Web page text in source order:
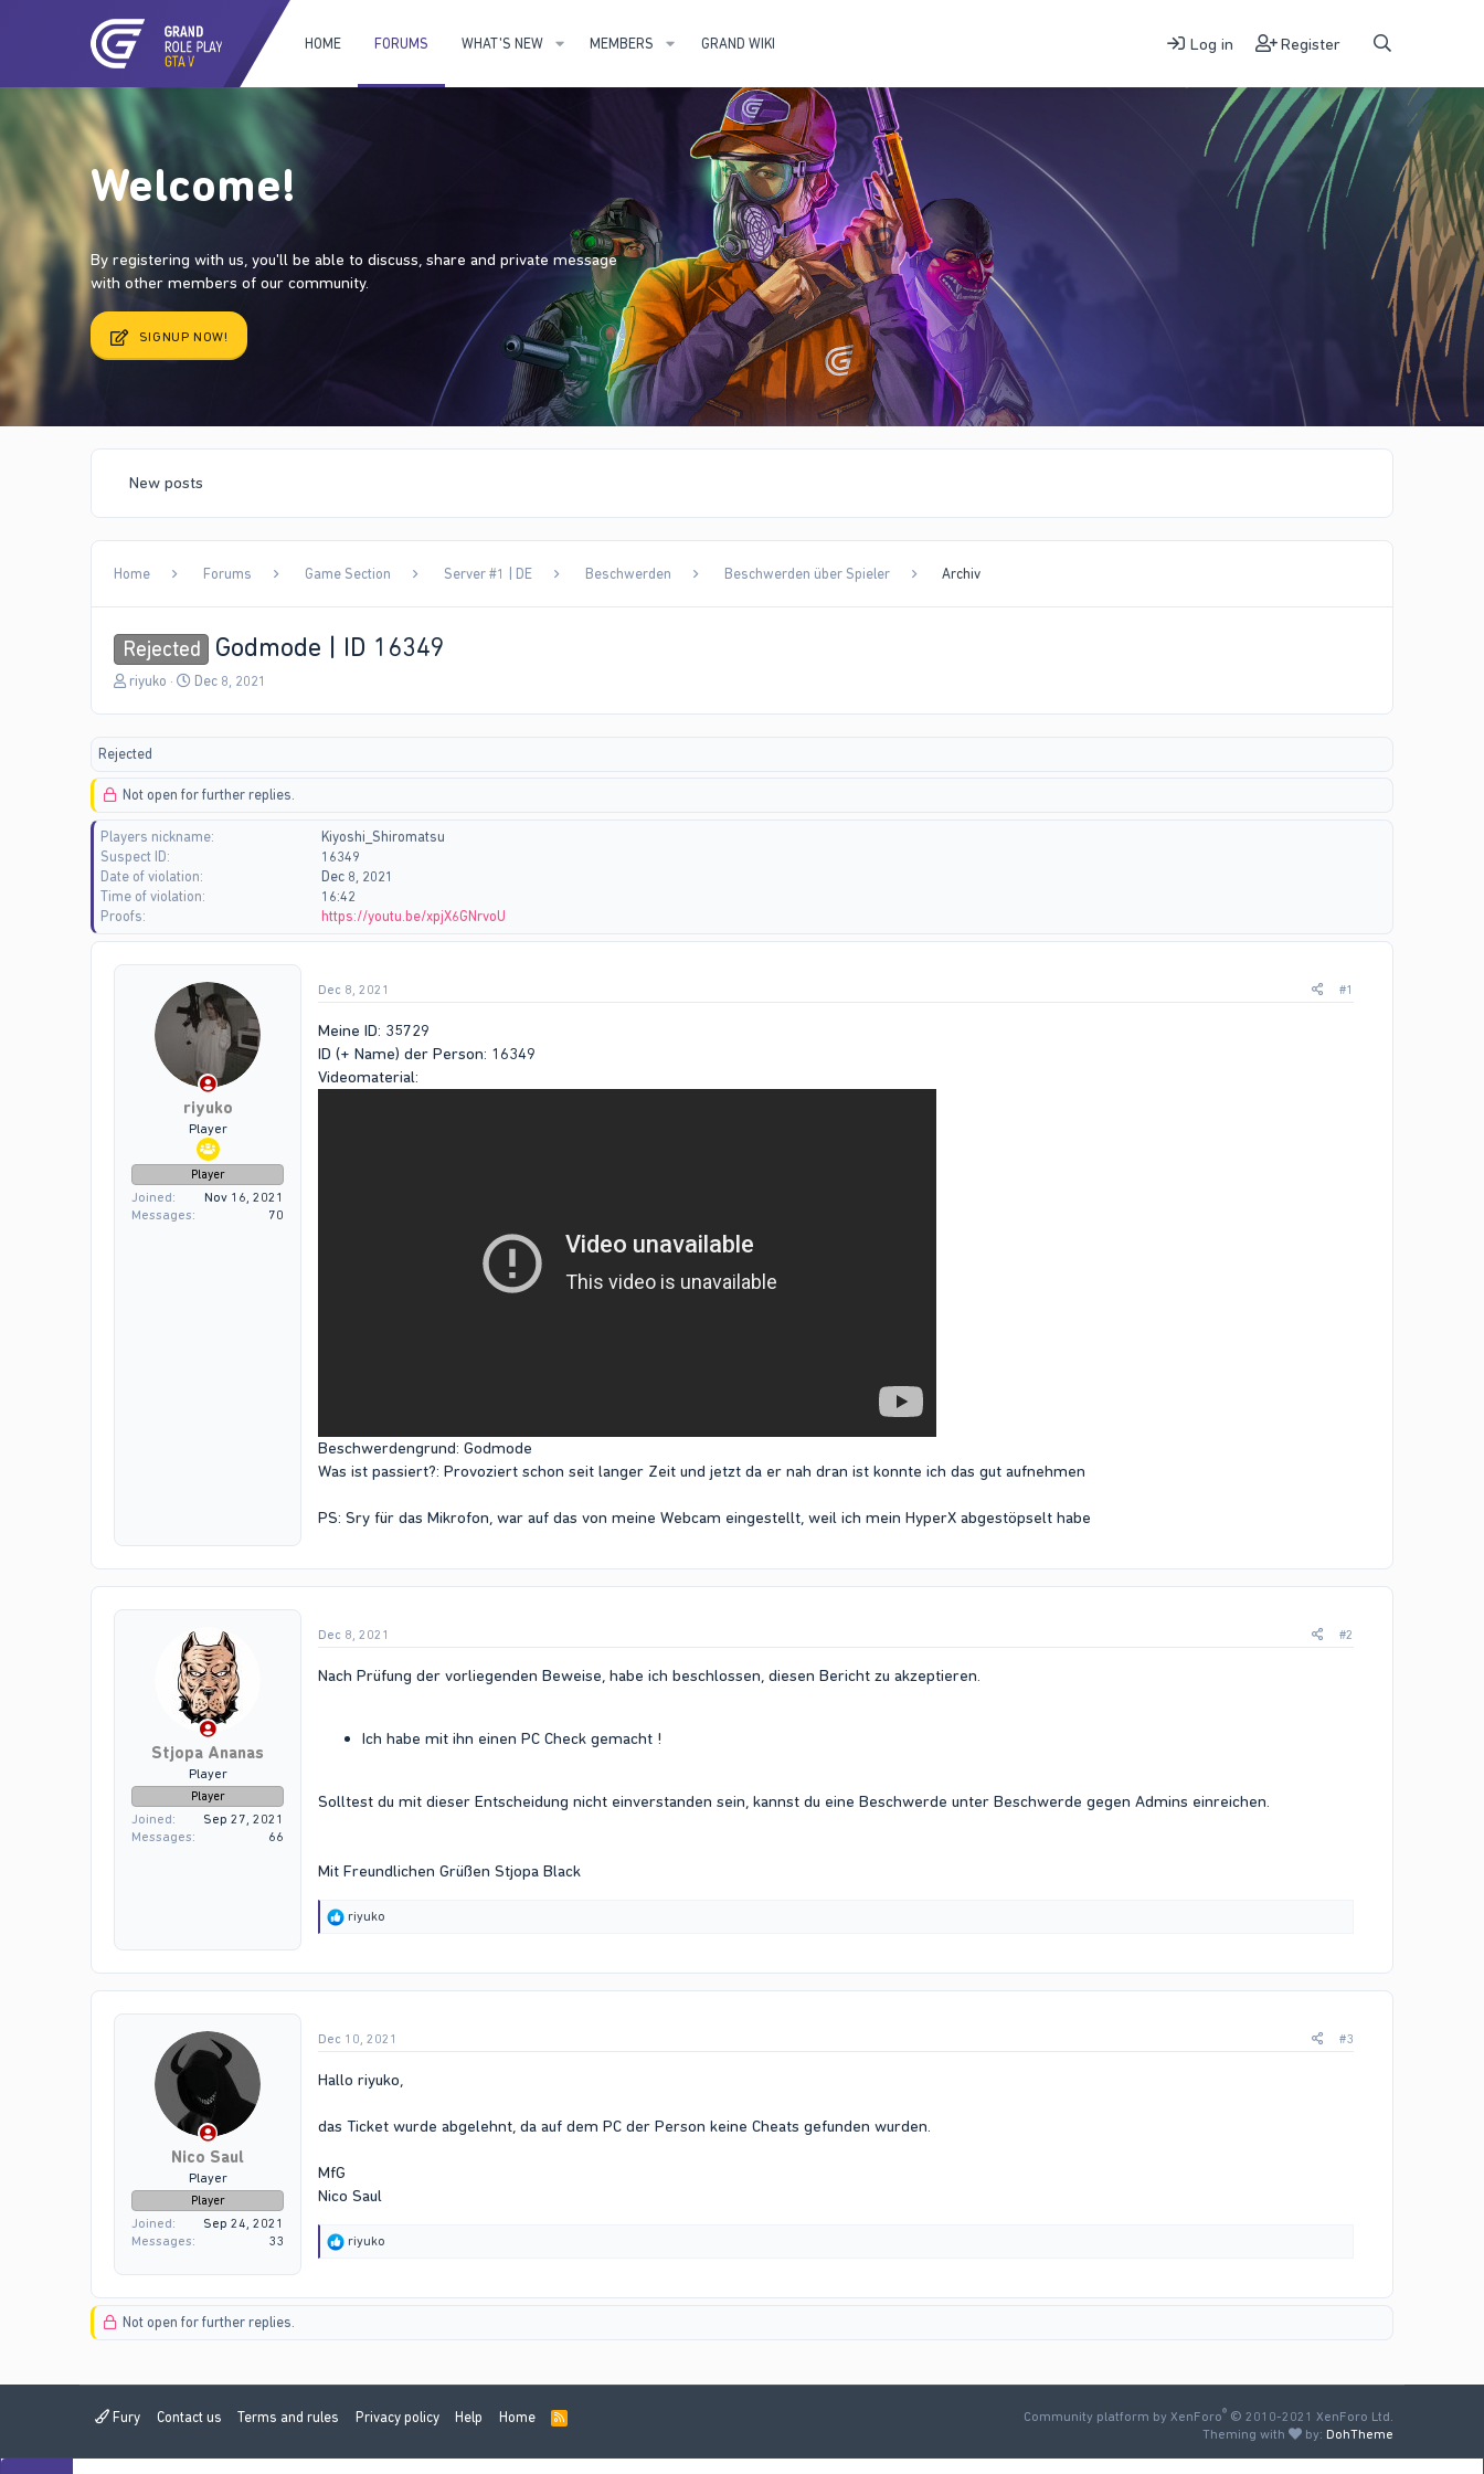
HOME FORUMS WHAT'S NEW MEMBERS GRAND WIKI Log in Register
Welcome!
By registering with us, you'll be able to discuss, share and private message
with other members of our community.
SIGNUP NOW!
New posts
Home Forums Game Section Server #1 | DE Beschwerden Beschwerden über Spieler Archiv
Rejected Godmode | ID 16349
T
a
s
a
r
t
e
r
riyuko
S
a
e
Dec 8, 2021
Rejected
Not open for further replies.
Players nickname
Kiyoshi_Shiromatsu
Suspect ID
16349
Date of violation
Dec 8, 2021
Time of violation
16:42
Proofs
https://youtu.be/xpjX6GNrvoU
riyuko
Player
Player
Joined
Nov 16, 2021
Messages
70
Dec 8, 2021 #1
Meine ID: 35729
ID (+ Name) der Person: 16349
Videomaterial:
Beschwerdengrund: Godmode
Was ist passiert?: Provoziert schon seit langer Zeit und jetzt da er nah dran ist konnte ich das gut aufnehmen
PS: Sry für das Mikrofon, war auf das von meine Webcam eingestellt, weil ich mein HyperX abgestöpselt habe
Stjopa Ananas
Player
Player
Joined
Sep 27, 2021
Messages
66
Dec 8, 2021 #2
Nach Prüfung der vorliegenden Beweise, habe ich beschlossen, diesen Bericht zu akzeptieren.
Ich habe mit ihn einen PC Check gemacht !
Solltest du mit dieser Entscheidung nicht einverstanden sein, kannst du eine Beschwerde unter Beschwerde gegen Admins einreichen.
Mit Freundlichen Grüßen Stjopa Black
R
n
s
:
riyuko
Nico Saul
Player
Player
Joined
Sep 24, 2021
Messages
33
Dec 10, 2021 #3
Hallo riyuko,
das Ticket wurde abgelehnt, da auf dem PC der Person keine Cheats gefunden wurden.
MfG
Nico Saul
R
s
riyuko
Not open for further replies.
Fury Contact us Terms and rules Privacy policy Help Home
R
Community platform by XenForo® © 2010-2021 XenForo Ltd.
Theming with
by: DohTheme